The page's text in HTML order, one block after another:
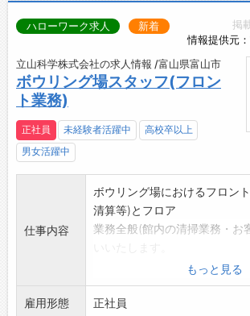
があり、丁寧に接客すること
『こんなに親切に対応しても
と感動の声をいただくことも
かったです。
また、先輩方も皆さん親切で
スキルが豊富なので、尊敬して
いつか私も『この人について
す。」
・お客様から感謝の言葉をい
【約2ヶ月間の充実した研修カ
◆座学研修
・入社後14日間の座学研修で
や接客スキル、各種サービス
をはじめとする専門知識を習得
◆OJT研修
・店舗配属後、入社して2ヶ月
先輩がしっかりとサポートしま
・分からないことがあればす
・先輩社員の8割以上が業界未
で、悩みにも共感しやすく、
的確なアドバイスをしてくれま
掲
情報提供元
ハローワーク求人 新着
立山科学株式会社の求人情報 /富山県富山市
ボウリング場スタッフ(フロン
ト業務)
正社員 未経験者活躍中
高校卒以上
男女活躍中
仕事内容
ボウリング場におけるフロン
清算等)とフロア
業務全般(館内の清掃業務・お
※変更の範囲:会社の定めるすべ
「働
改革関連認定企業」
もっと見る
雇用形態 正社員